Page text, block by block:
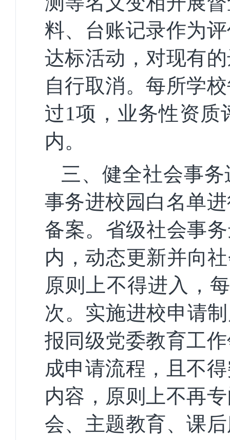
料、台账记录作为
达标活动，对现有
自行取消。每所学
过1项，业务性资质
内。
三、健全社会事
事务进校园白名单
备案。省级社会事
内，动态更新并向
原则上不得进入，
次。实施进校申请
报同级党委教育工
成申请流程，且不
内容，原则上不再
会、主题教育、课